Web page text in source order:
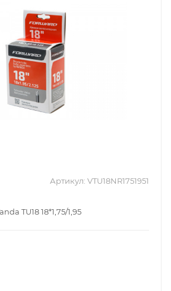
Артикул: VTU18NR1751951
TU18 18*1,75/1,95